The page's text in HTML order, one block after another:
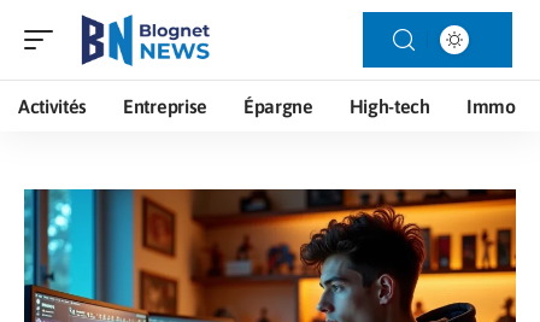
Activités Entreprise Épargne High-tech Immo